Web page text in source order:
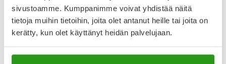
sivustoamme. Kumppanimme voivat yhdistää näitä
tietoja muihin tietoihin, joita olet antanut heille tai joita on
kerätty, kun olet käyttänyt heidän palvelujaan.
YA-muistuttaja
Muistuttajan avulla pidät huolen, että tilaat tarvitsemasi
tuotteet ajoissa, eivätkä ne lopu kesken.
Lisää tuote muistuttajaan